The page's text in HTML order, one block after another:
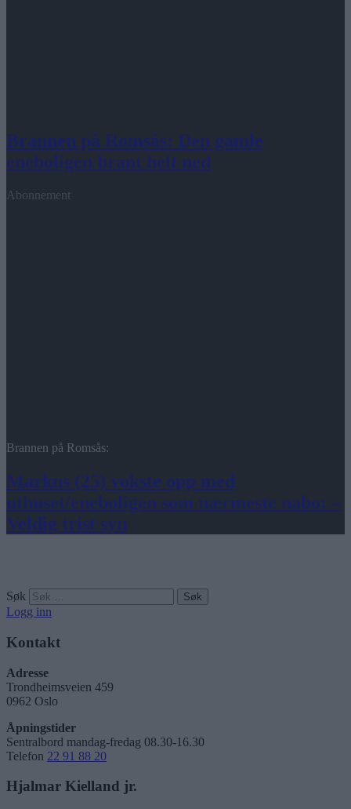
Brannen på Romsås: Den gamle
eneboligen brant helt ned
Abonnement
Brannen på Romsås:
Markus (25) vokste opp med
uthuset/eneboligen som nærmeste nabo: –
Veldig trist syn
Søk
Logg inn
Kontakt
Adresse
Trondheimsveien 459
0962 Oslo
Åpningstider
Sentralbord mandag-fredag 08.30-16.30
Telefon 22 91 88 20
Hjalmar Kielland jr.